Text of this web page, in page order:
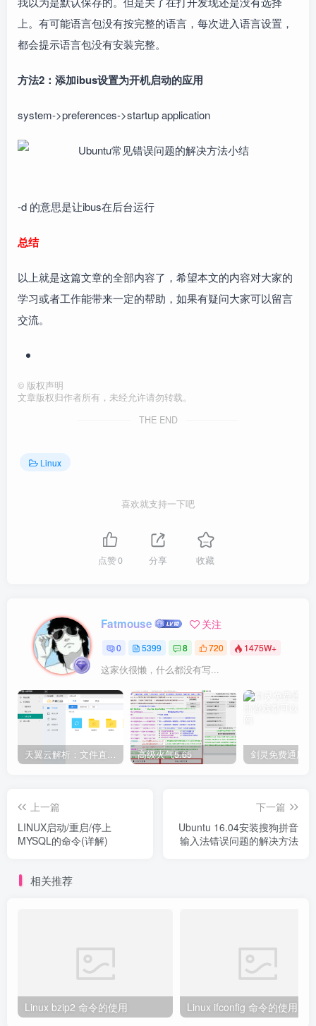
上。有可能语言包没有按完整的语言，每次进入语言设置，
都会提示语言包没有安装完整。
方法2：添加ibus设置为开机启动的应用
system->preferences->startup application
-d 的意思是让ibus在后台运行
总结
以上就是这篇文章的全部内容了，希望本文的内容对大家的
学习或者工作能带来一定的帮助，如果有疑问大家可以留言
交流。
© 版权声明
文章版权归作者所有，未经允许请勿转载。
THE END
Linux
喜欢就支持一下吧
点赞0 分享 收藏
Fatmouse 关注
0 5399 8 720 1475W+
这家伙很懒，什么都没有写...
天翼云解析：文件直链获取源码 高级火气5.65
上一篇
LINUX启动/重启/停上
MYSQL的命令(详解)
下一篇
Ubuntu 16.04安装搜狗拼音
输入法错误问题的解决方法
相关推荐
Linux bzip2 命令的使用 Linux ifconfig 命令的使用